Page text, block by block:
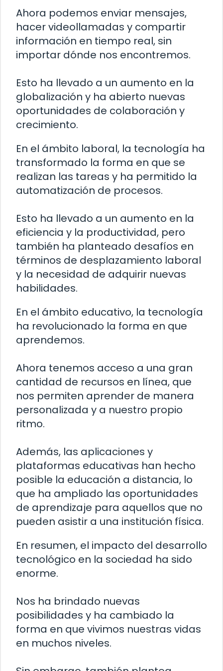
Ahora podemos enviar mensajes,
hacer videollamadas y compartir
información en tiempo real, sin
importar dónde nos encontremos.
Esto ha llevado a un aumento en la
globalización y ha abierto nuevas
oportunidades de colaboración y
crecimiento.
En el ámbito laboral, la tecnología ha
transformado la forma en que se
realizan las tareas y ha permitido la
automatización de procesos.
Esto ha llevado a un aumento en la
eficiencia y la productividad, pero
también ha planteado desafíos en
términos de desplazamiento laboral
y la necesidad de adquirir nuevas
habilidades.
En el ámbito educativo, la tecnología
ha revolucionado la forma en que
aprendemos.
Ahora tenemos acceso a una gran
cantidad de recursos en línea, que
nos permiten aprender de manera
personalizada y a nuestro propio
ritmo.
Además, las aplicaciones y
plataformas educativas han hecho
posible la educación a distancia, lo
que ha ampliado las oportunidades
de aprendizaje para aquellos que no
pueden asistir a una institución física.
En resumen, el impacto del desarrollo
tecnológico en la sociedad ha sido
enorme.
Nos ha brindado nuevas
posibilidades y ha cambiado la
forma en que vivimos nuestras vidas
en muchos niveles.